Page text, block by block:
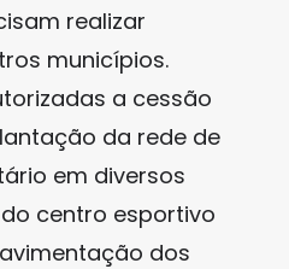
realizar
municípios.
a cessão
da rede de
em diversos
centro esportivo
dos